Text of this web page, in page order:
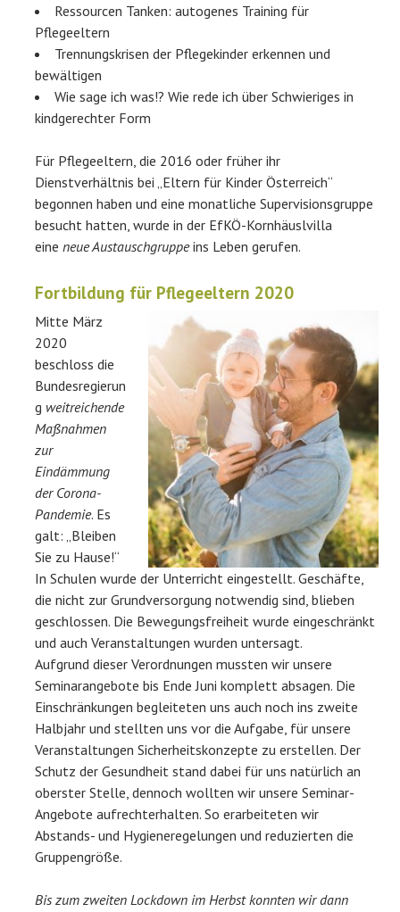
Ressourcen Tanken: autogenes Training für
Pflegeeltern
Trennungskrisen der Pflegekinder erkennen und
bewältigen
Wie sage ich was!? Wie rede ich über Schwieriges in
kindgerechter Form
Für Pflegeeltern, die 2016 oder früher ihr
Dienstverhältnis bei „Eltern für Kinder Österreich“
begonnen haben und eine monatliche Supervisionsgruppe
besucht hatten, wurde in der EfKÖ-Kornhäuslvilla
eine neue Austauschgruppeins Leben gerufen.
Fortbildung für Pflegeeltern 2020
Mitte März
2020
beschloss die
Bundesregierun
g weitreichende
Maßnahmen
zur
Eindämmung
der Corona-
Pandemie. Es
galt: „Bleiben
Sie zu Hause!“
In Schulen wurde der Unterricht eingestellt. Geschäfte,
die nicht zur Grundversorgung notwendig sind, blieben
geschlossen. Die Bewegungsfreiheit wurde eingeschränkt
und auch Veranstaltungen wurden untersagt.
Aufgrund dieser Verordnungen mussten wir unsere
Seminarangebote bis Ende Juni komplett absagen. Die
Einschränkungen begleiteten uns auch noch ins zweite
Halbjahr und stellten uns vor die Aufgabe, für unsere
Veranstaltungen Sicherheitskonzepte zu erstellen. Der
Schutz der Gesundheit stand dabei für uns natürlich an
oberster Stelle, dennoch wollten wir unsere Seminar-
Angebote aufrechterhalten. So erarbeiteten wir
Abstands- und Hygieneregelungen und reduzierten die
Gruppengröße.
Bis zum zweiten Lockdown im Herbst konnten wir dann